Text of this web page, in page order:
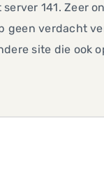
server 141. Zeer
geen verdacht
site die ook